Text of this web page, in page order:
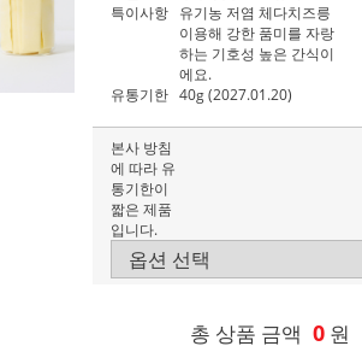
특이사항 유기농 저염 체다치즈릉
이용해 강한 품미를 자랑
하는 기호성 높은 간식이
에요.
유통기한 40g (2027.01.20)
본사 방침
에 따라 유
통기한이
짧은 제품
입니다.
총 상품 금액 0 원